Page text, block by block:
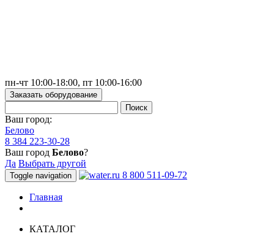
пн-чт 10:00-18:00, пт 10:00-16:00
Заказать оборудование
Ваш город:
Белово
8 384 223-30-28
Ваш город Белово?
Да Выбрать другой
Toggle navigation 8 800 511-09-72
Главная
КАТАЛОГ